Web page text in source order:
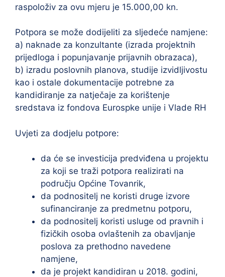
raspoloživ za ovu mjeru je 15.000,00 kn.
Potpora se može dodijeliti za sljedeće namjene:
a) naknade za konzultante (izrada projektnih
prijedloga i popunjavanje prijavnih obrazaca),
b) izradu poslovnih planova, studije izvidljivostu
kao i ostale dokumentacije potrebne za
kandidiranje za natječaje za korištenje
sredstava iz fondova Eurospke unije i Vlade RH
Uvjeti za dodjelu potpore:
da će se investicija predviđena u projektu
za koji se traži potpora realizirati na
području Općine Tovanrik,
da podnositelj ne koristi druge izvore
sufinanciranje za predmetnu potporu,
da podnositelj koristi usluge od pravnih i
fizičkih osoba ovlaštenih za obavljanje
poslova za prethodno navedene
namjene,
da je projekt kandidiran u 2018. godini,